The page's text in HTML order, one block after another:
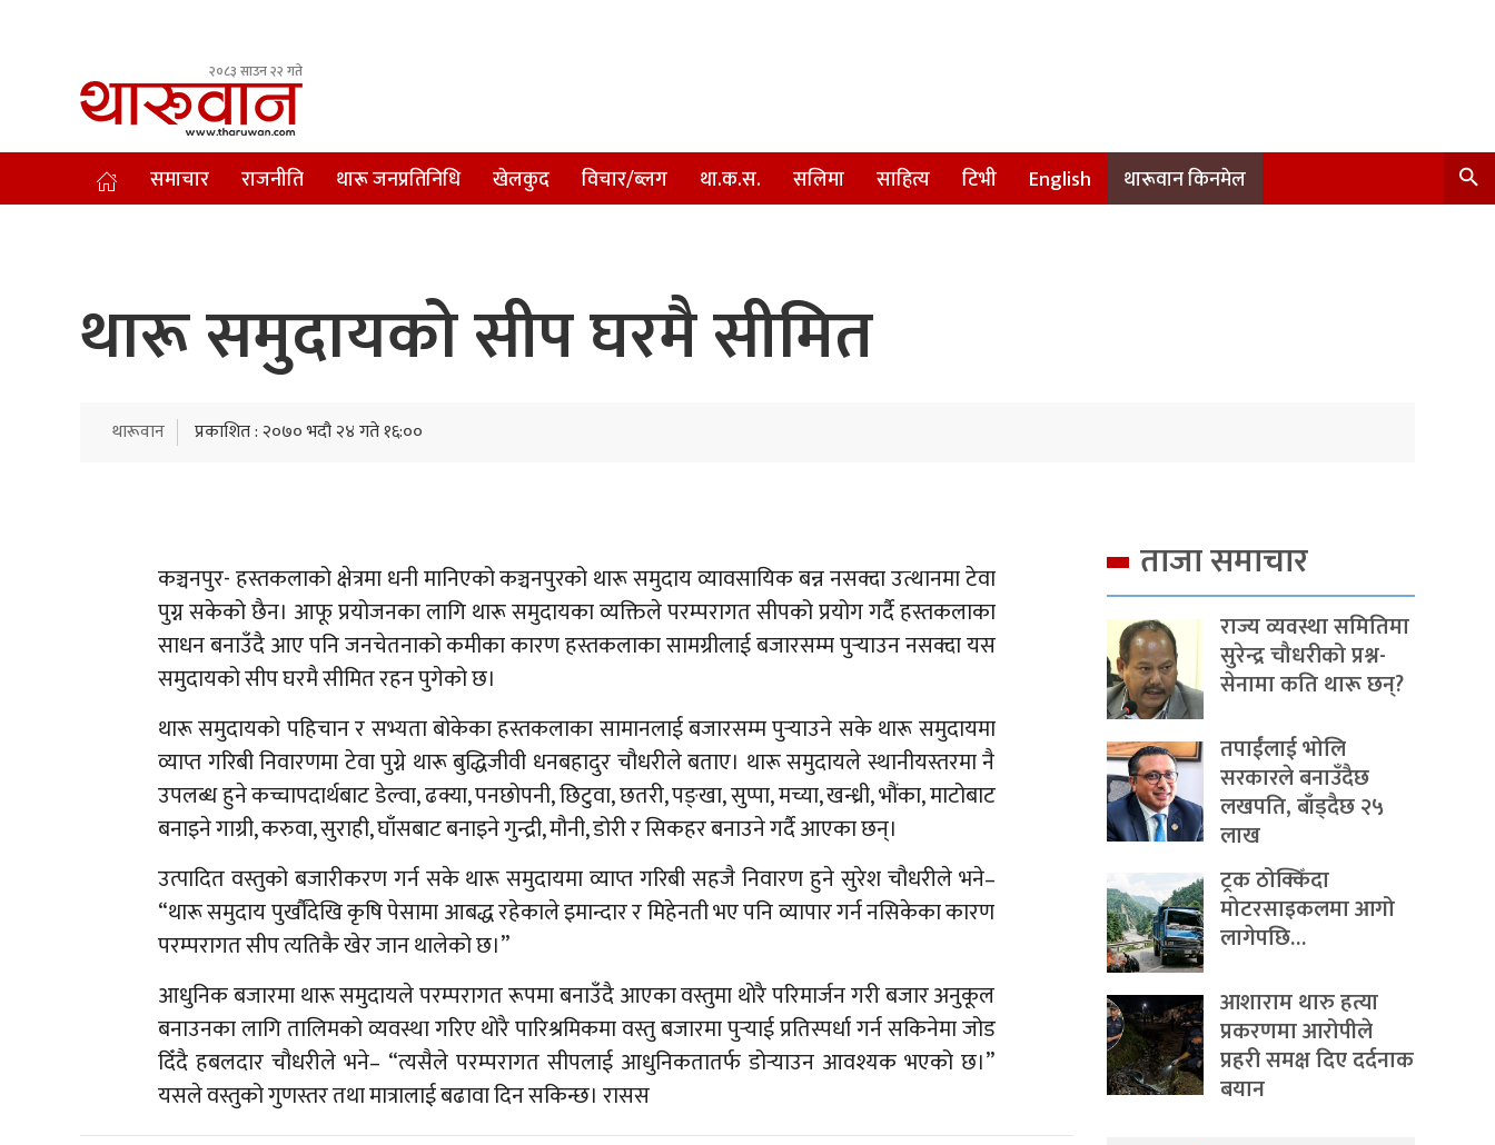
२०८३ साउन २२ गते
Leading Newsportal from Tharu Community Nepal.
समाचार राजनीति थारू जनप्रतिनिधि खेलकुद विचार/ब्लग था.क.स. सलिमा साहित्य टिभी English थारूवान किनमेल
थारू समुदायको सीप घरमै सीमित
थारूवान प्रकाशित : २०७० भदौ २४ गते १६:००
कञ्चनपुर- हस्तकलाको क्षेत्रमा धनी मानिएको कञ्चनपुरको थारू समुदाय व्यावसायिक बन्न नसक्दा उत्थानमा टेवा
पुग्न सकेको छैन। आफू प्रयोजनका लागि थारू समुदायका व्यक्तिले परम्परागत सीपको प्रयोग गर्दै हस्तकलाका
साधन बनाउँदै आए पनि जनचेतनाको कमीका कारण हस्तकलाका सामग्रीलाई बजारसम्म पुर्‍याउन नसक्दा यस
समुदायको सीप घरमै सीमित रहन पुगेको छ।
थारू समुदायको पहिचान र सभ्यता बोकेका हस्तकलाका सामानलाई बजारसम्म पुर्‍याउने सके थारू समुदायमा
व्याप्त गरिबी निवारणमा टेवा पुग्ने थारू बुद्धिजीवी धनबहादुर चौधरीले बताए। थारू समुदायले स्थानीयस्तरमा नै
उपलब्ध हुने कच्चापदार्थबाट डेल्वा, ढक्या, पनछोपनी, छिटुवा, छतरी, पङ्खा, सुप्पा, मच्या, खन्ध्री, भौंका, माटोबाट
बनाइने गाग्री, करुवा, सुराही, घाँसबाट बनाइने गुन्द्री, मौनी, डोरी र सिकहर बनाउने गर्दै आएका छन्।
उत्पादित वस्तुको बजारीकरण गर्न सके थारू समुदायमा व्याप्त गरिबी सहजै निवारण हुने सुरेश चौधरीले भने–
“थारू समुदाय पुर्खौंदेखि कृषि पेसामा आबद्ध रहेकाले इमान्दार र मिहेनती भए पनि व्यापार गर्न नसिकेका कारण
परम्परागत सीप त्यतिकै खेर जान थालेको छ।”
आधुनिक बजारमा थारू समुदायले परम्परागत रूपमा बनाउँदै आएका वस्तुमा थोरै परिमार्जन गरी बजार अनुकूल
बनाउनका लागि तालिमको व्यवस्था गरिए थोरै पारिश्रमिकमा वस्तु बजारमा पुर्‍याई प्रतिस्पर्धा गर्न सकिनेमा जोड
दिँदै हबलदार चौधरीले भने– “त्यसैले परम्परागत सीपलाई आधुनिकतातर्फ डोर्‍याउन आवश्यक भएको छ।”
यसले वस्तुको गुणस्तर तथा मात्रालाई बढावा दिन सकिन्छ। रासस
ताजा समाचार
राज्य व्यवस्था समितिमा
सुरेन्द्र चौधरीको प्रश्न-
सेनामा कति थारू छन्?
तपाईंलाई भोलि
सरकारले बनाउँदैछ
लखपति, बाँड्दैछ २५
लाख
ट्रक ठोक्किँदा
मोटरसाइकलमा आगो
लागेपछि…
आशाराम थारु हत्या
प्रकरणमा आरोपीले
प्रहरी समक्ष दिए दर्दनाक
बयान